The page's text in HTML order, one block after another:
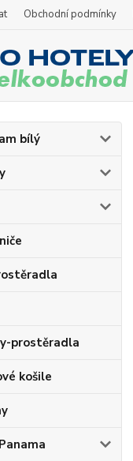
Obchodní podmínky
bílý
prostěradla
košile